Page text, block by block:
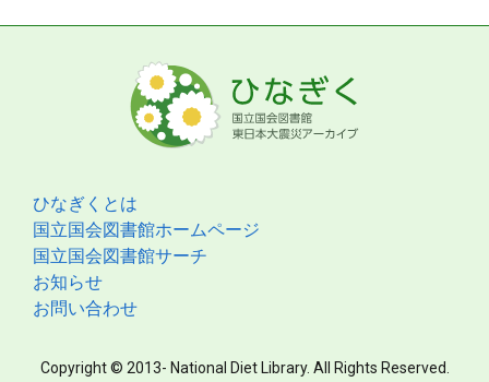
ひなぎくとは
国立国会図書館ホームページ
国立国会図書館サーチ
お知らせ
お問い合わせ
Copyright © 2013- National Diet Library. All Rights Reserved.